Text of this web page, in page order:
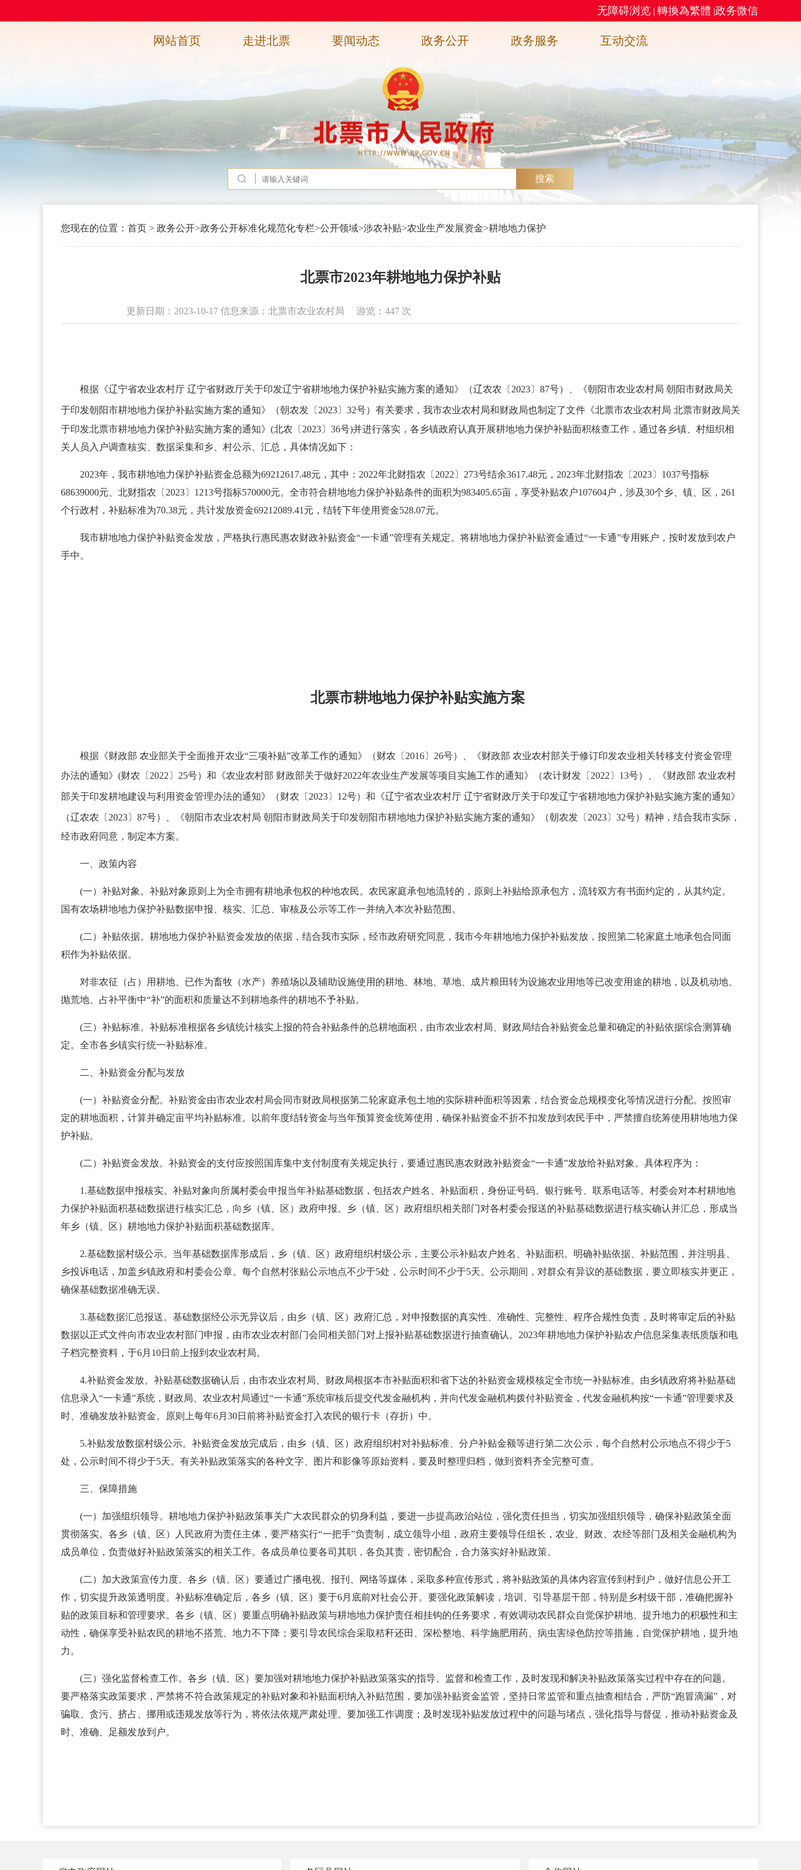
无障碍浏览 | 轉換為繁體 |政务微信
网站首页 走进北票 要闻动态 政务公开 政务服务 互动交流
搜索
您现在的位置： 首页 > 政务公开>政务公开标准化规范化专栏>公开领域>涉农补贴>农业生产发展资金>耕地地力保护
北票市2023年耕地地力保护补贴
更新日期：2023-10-17 信息来源：北票市农业农村局 游览： 447 次
根据《辽宁省农业农村厅 辽宁省财政厅关于印发辽宁省耕地地力保护补贴实施方案的通知》（辽农农 〔2023〕 87号）、《朝阳市农业农村局 朝阳市财政局关
于印发朝阳市耕地地力保护补贴实施方案的通知》（朝农发 〔2023〕 32号）有关要求，我市农业农村局和财政局也制定了文件《北票市农业农村局 北票市财政局关
于印发北票市耕地地力保护补贴实施方案的通知》(北农〔2023〕36号)并进行落实，各乡镇政府认真开展耕地地力保护补贴面积核查工作，通过各乡镇、村组织相
关人员入户调查核实、数据采集和乡、村公示、汇总，具体情况如下：
2023年，我市耕地地力保护补贴资金总额为69212617.48元，其中：2022年北财指农〔2022〕273号结余3617.48元，2023年北财指农〔2023〕1037号指标
68639000元、北财指农〔2023〕1213号指标570000元。全市符合耕地地力保护补贴条件的面积为983405.65亩，享受补贴农户107604户，涉及30个乡、镇、区，261
个行政村，补贴标准为70.38元，共计发放资金69212089.41元，结转下年使用资金528.07元。
我市耕地地力保护补贴资金发放，严格执行惠民惠农财政补贴资金“一卡通”管理有关规定。将耕地地力保护补贴资金通过“一卡通”专用账户，按时发放到农户
手中。
北票市耕地地力保护补贴实施方案
根据《财政部 农业部关于全面推开农业“三项补贴”改革工作的通知》（财农〔2016〕26号）、《财政部 农业农村部关于修订印发农业相关转移支付资金管理
办法的通知》(财农 〔 2022 〕 25号）和《农业农村部 财政部关于做好2022年农业生产发展等项目实施工作的通知》（农计财发 〔 2022 〕 13号）、《财政部 农业农村
部关于印发耕地建设与利用资金管理办法的通知》（财农 〔 2023〕 12号）和《辽宁省农业农村厅 辽宁省财政厅关于印发辽宁省耕地地力保护补贴实施方案的通知》
（辽农农 〔 2023〕 87号）、《朝阳市农业农村局 朝阳市财政局关于印发朝阳市耕地地力保护补贴实施方案的通知》（朝农发 〔 2023〕 32号）精神，结合我市实际，
经市政府同意，制定本方案。
一、政策内容
(一）补贴对象。补贴对象原则上为全市拥有耕地承包权的种地农民。农民家庭承包地流转的，原则上补贴给原承包方，流转双方有书面约定的，从其约定。
国有农场耕地地力保护补贴数据申报、核实、汇总、审核及公示等工作一并纳入本次补贴范围。
(二）补贴依据。耕地地力保护补贴资金发放的依据，结合我市实际，经市政府研究同意，我市今年耕地地力保护补贴发放，按照第二轮家庭土地承包合同面
积作为补贴依据。
对非农征（占）用耕地、已作为畜牧（水产）养殖场以及辅助设施使用的耕地、林地、草地、成片粮田转为设施农业用地等已改变用途的耕地，以及机动地、
抛荒地、占补平衡中“补”的面积和质量达不到耕地条件的耕地不予补贴。
(三）补贴标准。补贴标准根据各乡镇统计核实上报的符合补贴条件的总耕地面积，由市农业农村局、财政局结合补贴资金总量和确定的补贴依据综合测算确
定。全市各乡镇实行统一补贴标准。
二、补贴资金分配与发放
(一）补贴资金分配。补贴资金由市农业农村局会同市财政局根据第二轮家庭承包土地的实际耕种面积等因素，结合资金总规模变化等情况进行分配。按照审
定的耕地面积，计算并确定亩平均补贴标准。以前年度结转资金与当年预算资金统筹使用，确保补贴资金不折不扣发放到农民手中，严禁擅自统筹使用耕地地力保
护补贴。
(二）补贴资金发放。补贴资金的支付应按照国库集中支付制度有关规定执行，要通过惠民惠农财政补贴资金“一卡通”发放给补贴对象。具体程序为：
1.基础数据申报核实。补贴对象向所属村委会申报当年补贴基础数据，包括农户姓名、补贴面积，身份证号码、银行账号、联系电话等。村委会对本村耕地地
力保护补贴面积基础数据进行核实汇总，向乡（镇、区）政府申报。乡（镇、区）政府组织相关部门对各村委会报送的补贴基础数据进行核实确认并汇总，形成当
年乡（镇、区）耕地地力保护补贴面积基础数据库。
2.基础数据村级公示。当年基础数据库形成后，乡（镇、区）政府组织村级公示，主要公示补贴农户姓名、补贴面积。明确补贴依据、补贴范围，并注明县、
乡投诉电话，加盖乡镇政府和村委会公章。每个自然村张贴公示地点不少于5处，公示时间不少于5天。公示期间，对群众有异议的基础数据，要立即核实并更正，
确保基础数据准确无误。
3.基础数据汇总报送。基础数据经公示无异议后，由乡（镇、区）政府汇总，对申报数据的真实性、准确性、完整性、程序合规性负责，及时将审定后的补贴
数据以正式文件向市农业农村部门申报，由市农业农村部门会同相关部门对上报补贴基础数据进行抽查确认。2023年耕地地力保护补贴农户信息采集表纸质版和电
子档完整资料，于6月10日前上报到农业农村局。
4.补贴资金发放。补贴基础数据确认后，由市农业农村局、财政局根据本市补贴面积和省下达的补贴资金规模核定全市统一补贴标准。由乡镇政府将补贴基础
信息录入“一卡通”系统，财政局、农业农村局通过“一卡通”系统审核后提交代发金融机构，并向代发金融机构拨付补贴资金，代发金融机构按“一卡通”管理要求及
时、准确发放补贴资金。原则上每年6月30日前将补贴资金打入农民的银行卡（存折）中。
5.补贴发放数据村级公示。补贴资金发放完成后，由乡（镇、区）政府组织村对补贴标准、分户补贴金额等进行第二次公示，每个自然村公示地点不得少于5
处，公示时间不得少于5天。有关补贴政策落实的各种文字、图片和影像等原始资料，要及时整理归档，做到资料齐全完整可查。
三、保障措施
(一）加强组织领导。耕地地力保护补贴政策事关广大农民群众的切身利益，要进一步提高政治站位，强化责任担当，切实加强组织领导，确保补贴政策全面
贯彻落实。各乡（镇、区）人民政府为责任主体，要严格实行“一把手”负责制，成立领导小组，政府主要领导任组长，农业、财政、农经等部门及相关金融机构为
成员单位，负责做好补贴政策落实的相关工作。各成员单位要各司其职，各负其责，密切配合，合力落实好补贴政策。
(二）加大政策宣传力度。各乡（镇、区）要通过广播电视、报刊、网络等媒体，采取多种宣传形式，将补贴政策的具体内容宣传到村到户，做好信息公开工
作，切实提升政策透明度。补贴标准确定后，各乡（镇、区）要于6月底前对社会公开。要强化政策解读，培训、引导基层干部，特别是乡村级干部，准确把握补
贴的政策目标和管理要求。各乡（镇、区）要重点明确补贴政策与耕地地力保护责任相挂钩的任务要求，有效调动农民群众自觉保护耕地、提升地力的积极性和主
动性，确保享受补贴农民的耕地不搭荒、地力不下降；要引导农民综合采取秸秆还田、深松整地、科学施肥用药、病虫害绿色防控等措施，自觉保护耕地，提升地
力。
(三）强化监督检查工作。各乡（镇、区）要加强对耕地地力保护补贴政策落实的指导、监督和检查工作，及时发现和解决补贴政策落实过程中存在的问题。
要严格落实政策要求，严禁将不符合政策规定的补贴对象和补贴面积纳入补贴范围，要加强补贴资金监管，坚持日常监管和重点抽查相结合，严防“跑冒滴漏”，对
骗取、贪污、挤占、挪用或违规发放等行为，将依法依规严肃处理。要加强工作调度；及时发现补贴发放过程中的问题与堵点，强化指导与督促，推动补贴资金及
时、准确、足额发放到户。